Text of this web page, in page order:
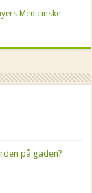
Medicinske
på gaden?